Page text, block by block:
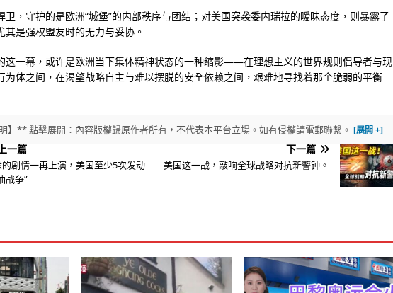
卫，守护的是欧洲“城堡”的内部秩序与团结；对美国突袭委内瑞拉的暧昧态度，则暴露了
其是强权盟友时的无力与妥协。
这一幕，或许是欧洲当下集体精神状态的一种缩影——在理想主义的世界规则倡导者与现
为体之间，在渴望战略自主与难以摆脱的安全依赖之间，艰难地寻找着那个脆弱的平衡
】** 點擊展開：內容版權歸原作者所有，不代表本平台立場。如有侵權請電郵聯繫。
一篇
剧情一再上演，美国至少5次发动
战争”
下一篇
美国这一战，敲响全球战略对抗新警钟。